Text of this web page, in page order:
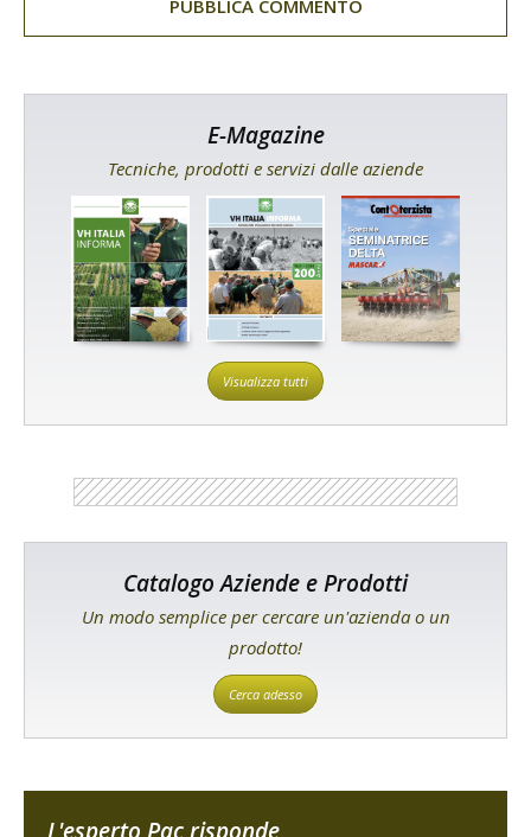
E-Magazine
Tecniche, prodotti e servizi dalle aziende
Visualizza tutti
Catalogo Aziende e Prodotti
Un modo semplice per cercare un'azienda o un
prodotto!
Cerca adesso